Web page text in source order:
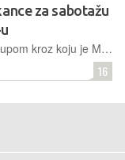
za sabotažu
Problem s misterioznom rupom kroz koju je Međunarodna svemirska postaja gubila zrak u ruskom segmentu ponovno je aktualiziran kroz napad Roscosmosa na NASA-u putem medija
16